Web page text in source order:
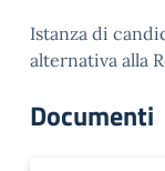
Istanza di
alternativa alla
Documenti